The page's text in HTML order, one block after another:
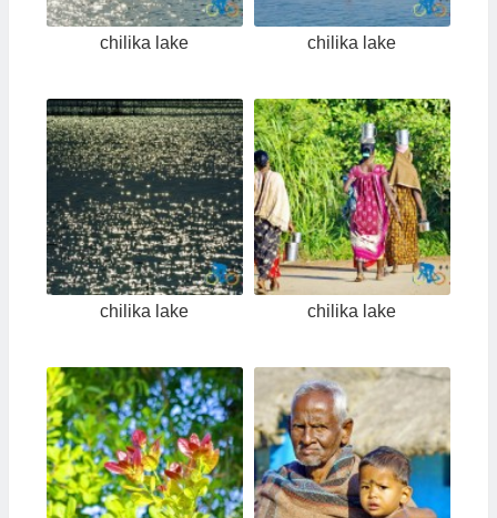
chilika lake chilika lake
chilika lake chilika lake